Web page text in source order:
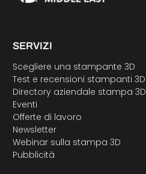
SERVIZI
Scegliere una stampante 3D
Test e recensioni stampanti 3D
Directory aziendale stampa 3D
Eventi
Offerte di lavoro
Newsletter
Webinar sulla stampa 3D
Pubblicità